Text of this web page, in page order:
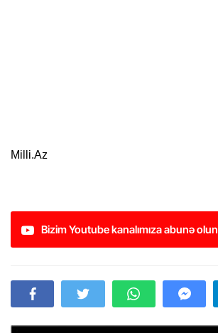
Milli.Az
Bizim Youtube kanalımıza abunə olun